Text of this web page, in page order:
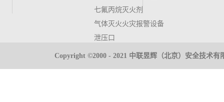
七氟丙烷灭火剂
气体灭火火灾报警设备
泄压口
气体高压管件
Copyright ©2000 - 2021 中联昱辉（北京）安全技术有